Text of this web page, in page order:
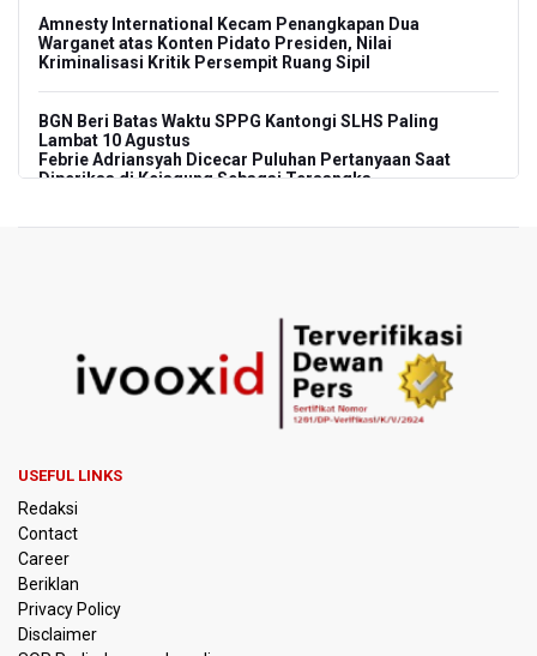
Amnesty International Kecam Penangkapan Dua
Warganet atas Konten Pidato Presiden, Nilai
Kriminalisasi Kritik Persempit Ruang Sipil
BGN Beri Batas Waktu SPPG Kantongi SLHS Paling
Lambat 10 Agustus
Febrie Adriansyah Dicecar Puluhan Pertanyaan Saat
Diperiksa di Kejagung Sebagai Tersangka
SEA V Cup 2026: Timnas Voli Putri Indonesia Menang
Lawan Vietnam 3-2
Kebakaran Landa Gedung Bapenda DKI Jakarta
PSSI Evaluasi TImnas Indonesia Setelah Gagal Tembus
Ditahan Imbang Singapura 1-1
Pemerintah Matangkan Rencana Pembaruan Buku Ajar
Nasional
USEFUL LINKS
Redaksi
Contact
Career
Beriklan
Privacy Policy
Disclaimer